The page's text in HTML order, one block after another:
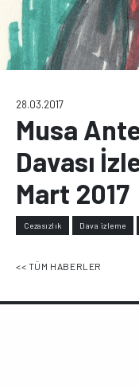
28.03.2017
Musa
Davası
Mart 2017
Cezasızlık Dava izleme
<< TÜM HABERLER